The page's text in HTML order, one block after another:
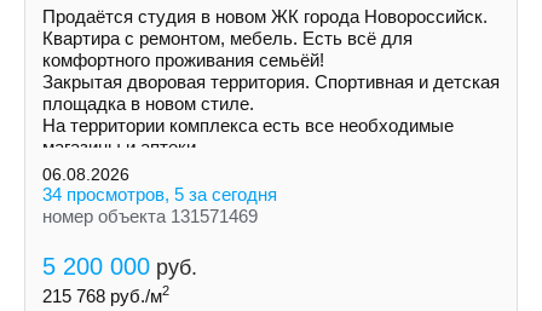
Продаётся студия в новом ЖК города Новороссийск.
Квартира с ремонтом, мебель. Есть всё для
комфортного проживания семьёй!
Закрытая дворовая территория. Спортивная и детская
площадка в новом стиле.
На территории комплекса есть все необходимые
магазины и аптеки.
06.08.2026
34 просмотров, 5 за сегодня
номер объекта 131571469
5 200 000 руб.
215 768 руб./м2